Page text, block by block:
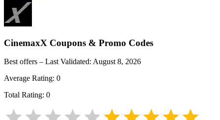
CinemaxX Coupons & Promo Codes
Best offers – Last Validated: August 8, 2026
Average Rating: 0
Total Rating: 0